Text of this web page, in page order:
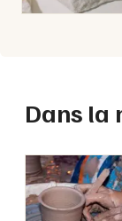
Dans la